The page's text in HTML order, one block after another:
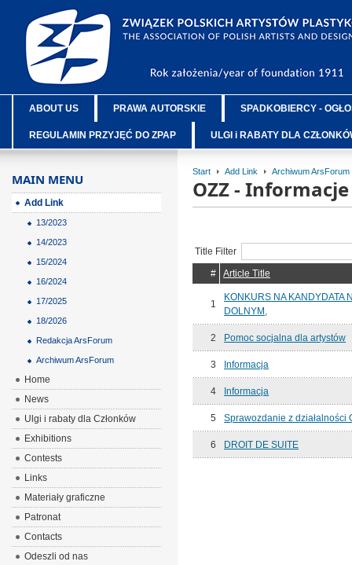
ABOUT US PRAWA AUTORSKIE SPADKOBIERCY -
REGULAMIN PRZYJĘĆ DO ZPAP ULGI i RABATY DLA
Start Add Link Archiwum ArsForum
OZZ -
Title Filter
#
Article Title
1
KONKURS NA KANDYDATA
DOLNYM,
2 Pomoc socjalna dla artystów
3 Informacja
4 Informacja
5 Sprawozdanie z działalności
6 DROIT DE SUITE
MAIN MENU
Add Link
13/2023
14/2023
15/2024
16/2024
17/2025
18/2026
Redakcja ArsForum
Archiwum ArsForum
Home
News
Ulgi i rabaty dla Członków
Exhibitions
Contests
Links
Materiały graficzne
Patronat
Contacts
Odeszli od nas